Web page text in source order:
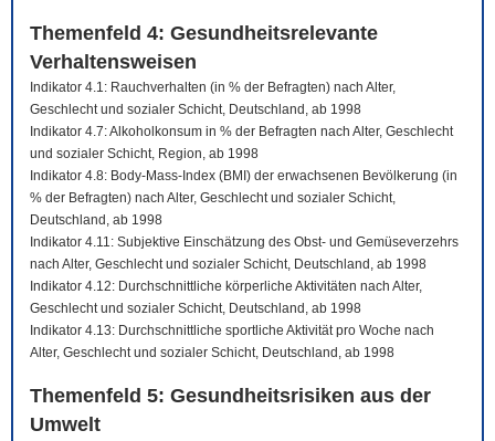
Themenfeld 4: Gesundheitsrelevante
Verhaltensweisen
Indikator 4.1: Rauchverhalten (in % der Befragten) nach Alter,
Geschlecht und sozialer Schicht, Deutschland, ab 1998
Indikator 4.7: Alkoholkonsum in % der Befragten nach Alter, Geschlecht
und sozialer Schicht, Region, ab 1998
Indikator 4.8: Body-Mass-Index (BMI) der erwachsenen Bevölkerung (in
% der Befragten) nach Alter, Geschlecht und sozialer Schicht,
Deutschland, ab 1998
Indikator 4.11: Subjektive Einschätzung des Obst- und Gemüseverzehrs
nach Alter, Geschlecht und sozialer Schicht, Deutschland, ab 1998
Indikator 4.12: Durchschnittliche körperliche Aktivitäten nach Alter,
Geschlecht und sozialer Schicht, Deutschland, ab 1998
Indikator 4.13: Durchschnittliche sportliche Aktivität pro Woche nach
Alter, Geschlecht und sozialer Schicht, Deutschland, ab 1998
Themenfeld 5: Gesundheitsrisiken aus der
Umwelt